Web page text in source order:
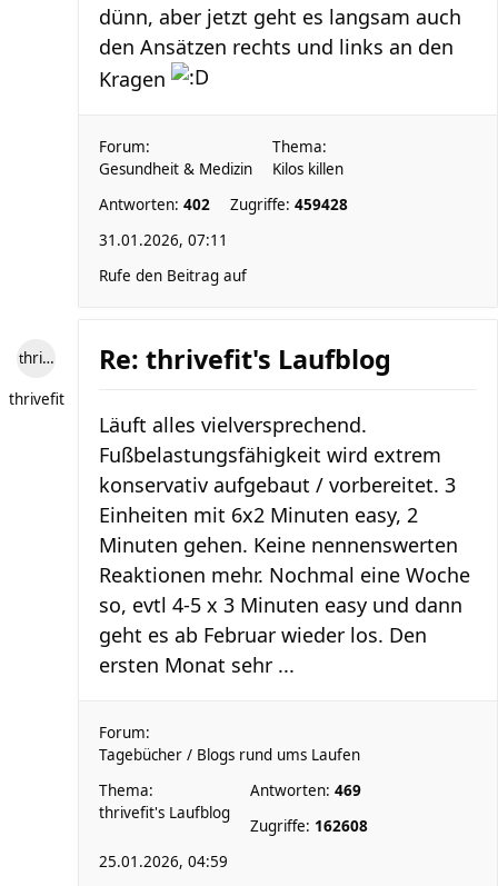
dünn, aber jetzt geht es langsam auch
den Ansätzen rechts und links an den
Kragen
Forum:
Gesundheit & Medizin
Thema:
Kilos killen
Antworten: 402 Zugriffe: 459428
31.01.2026, 07:11
Rufe den Beitrag auf
thrivefit
thrivefit
Re: thrivefit's Laufblog
Läuft alles vielversprechend.
Fußbelastungsfähigkeit wird extrem
konservativ aufgebaut / vorbereitet. 3
Einheiten mit 6x2 Minuten easy, 2
Minuten gehen. Keine nennenswerten
Reaktionen mehr. Nochmal eine Woche
so, evtl 4-5 x 3 Minuten easy und dann
geht es ab Februar wieder los. Den
ersten Monat sehr ...
Forum:
Tagebücher / Blogs rund ums Laufen
Thema:
thrivefit's Laufblog
Antworten: 469
Zugriffe: 162608
25.01.2026, 04:59